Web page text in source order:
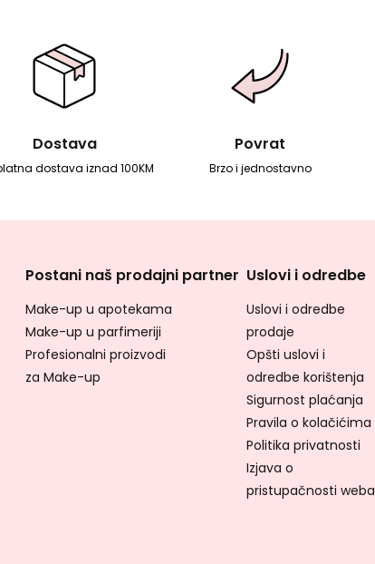
Dostava
dostava iznad 100KM
Povrat
Brzo i jednostavno
Postani naš prodajni partner
Make-up u apotekama
Make-up u parfimeriji
Profesionalni proizvodi
za Make-up
Uslovi i odredbe
Uslovi i odredbe
prodaje
Opšti uslovi i
odredbe korištenja
Sigurnost plaćanja
Pravila o kolačićima
Politika privatnosti
Izjava o
pristupačnosti weba